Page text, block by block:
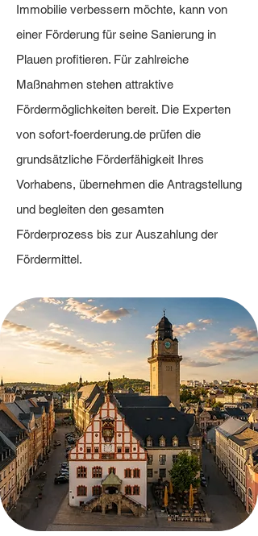
Immobilie verbessern möchte, kann von
einer Förderung für seine Sanierung in
Plauen profitieren. Für zahlreiche
Maßnahmen stehen attraktive
Fördermöglichkeiten bereit. Die Experten
von sofort-foerderung.de prüfen die
grundsätzliche Förderfähigkeit Ihres
Vorhabens, übernehmen die Antragstellung
und begleiten den gesamten
Förderprozess bis zur Auszahlung der
Fördermittel.